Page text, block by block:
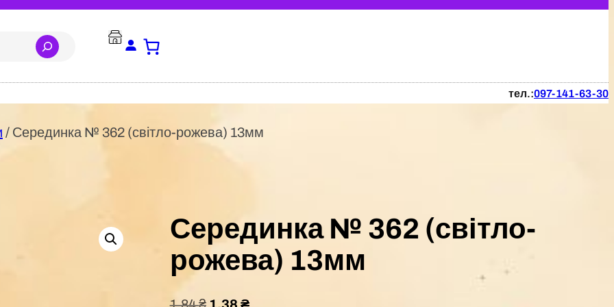
тел.:097-141-63-30
/ Серединка № 362 (світло-рожева) 13мм
Серединка № 362 (світло-
рожева) 13мм